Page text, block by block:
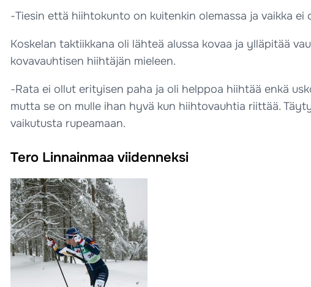
-Tiesin että hiihtokunto on kuitenkin olemassa ja vaikka
Koskelan taktiikkana oli lähteä alussa kovaa ja ylläpitää
kovavauhtisen hiihtäjän mieleen.
-Rata ei ollut erityisen paha ja oli helppoa hiihtää enkä
mutta se on mulle ihan hyvä kun hiihtovauhtia riittää.
vaikutusta rupeamaan.
Tero Linnainmaa viidenneksi